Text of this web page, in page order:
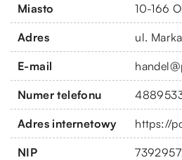
Miasto 10-166
Adres ul.
E-mail
Numer telefonu
Adres internetowy https://
NIP